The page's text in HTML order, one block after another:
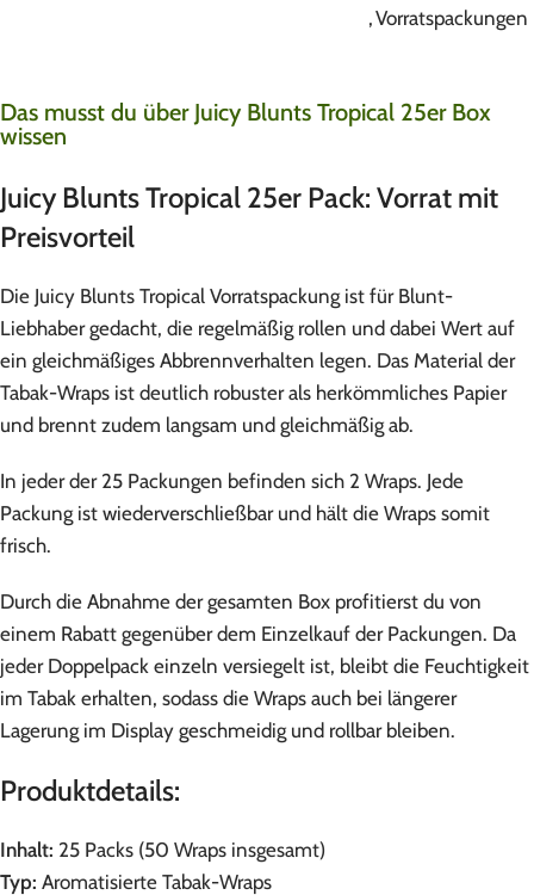
,Vorratspackungen
Das musst du über Juicy Blunts Tropical 25er Box
wissen
Juicy Blunts Tropical 25er Pack: Vorrat mit
Preisvorteil
Die Juicy Blunts Tropical Vorratspackung ist für Blunt-
Liebhaber gedacht, die regelmäßig rollen und dabei Wert auf
ein gleichmäßiges Abbrennverhalten legen. Das Material der
Tabak-Wraps ist deutlich robuster als herkömmliches Papier
und brennt zudem langsam und gleichmäßig ab.
In jeder der 25 Packungen befinden sich 2 Wraps. Jede
Packung ist wiederverschließbar und hält die Wraps somit
frisch.
Durch die Abnahme der gesamten Box profitierst du von
einem Rabatt gegenüber dem Einzelkauf der Packungen. Da
jeder Doppelpack einzeln versiegelt ist, bleibt die Feuchtigkeit
im Tabak erhalten, sodass die Wraps auch bei längerer
Lagerung im Display geschmeidig und rollbar bleiben.
Produktdetails:
Inhalt: 25 Packs (50 Wraps insgesamt)
Typ: Aromatisierte Tabak-Wraps